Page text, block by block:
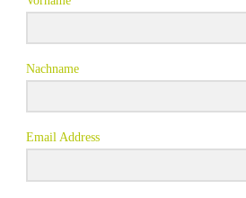
Nachname
Email Address